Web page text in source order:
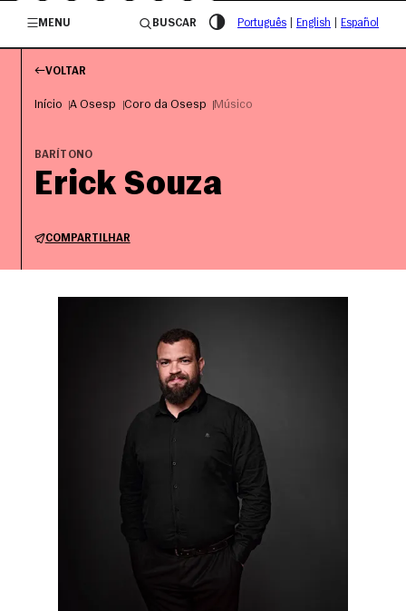
/governosp
MENU
BUSCAR Português English Español
VOLTAR
Início A Osesp Coro da Osesp Músico
BARÍTONO
Erick Souza
COMPARTILHAR